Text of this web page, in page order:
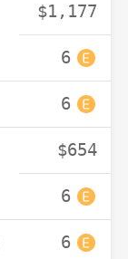
$1,177
6
6
$654
6
6